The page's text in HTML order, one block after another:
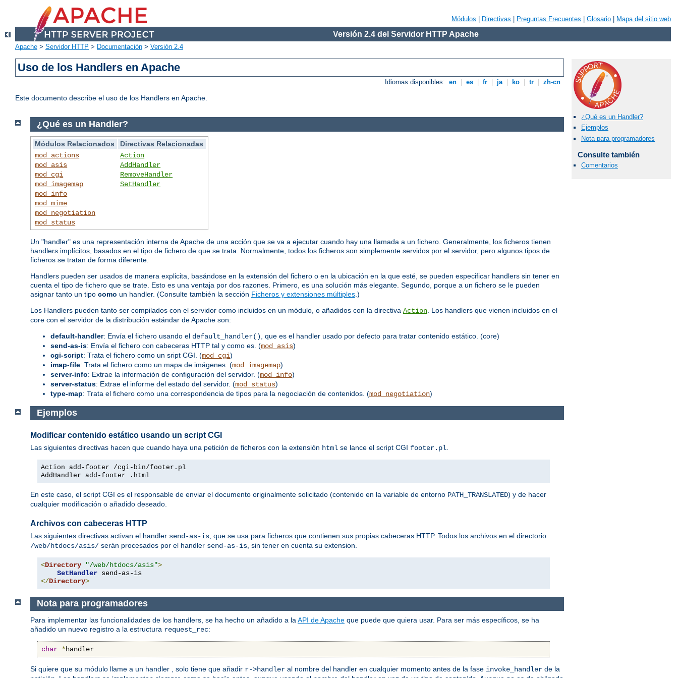
Módulos Directivas Preguntas Frecuentes Glosario Mapa del sitio web
Versión 2.4 del Servidor HTTP Apache
Apache > Servidor HTTP > Documentación > Versión 2.4
Uso de los Handlers en Apache
Idiomas disponibles: en es fr ja ko tr zh-cn
Este documento describe el uso de los Handlers en Apache.
¿Qué es un Handler?
Ejemplos
Nota para programadores
Consulte también
Comentarios
¿Qué es un Handler?
Módulos Relacionados
Directivas Relacionadas
mod_actions
mod_asis
mod_cgi
mod_imagemap
mod_info
mod_mime
mod_negotiation
mod_status
Action
AddHandler
RemoveHandler
SetHandler
Un "handler" es una representación interna de Apache de una acción que se va a ejecutar cuando hay una llamada a un fichero. Generalmente, los ficheros tienen
handlers implícitos, basados en el tipo de fichero de que se trata. Normalmente, todos los ficheros son simplemente servidos por el servidor, pero algunos tipos de
ficheros se tratan de forma diferente.
Handlers pueden ser usados de manera explicita, basándose en la extensión del fichero o en la ubicación en la que esté, se pueden especificar handlers sin tener en
cuenta el tipo de fichero que se trate. Esto es una ventaja por dos razones. Primero, es una solución más elegante. Segundo, porque a un fichero se le pueden
asignar tanto un tipo como un handler. (Consulte también la sección Ficheros y extensiones múltiples .)
Los Handlers pueden tanto ser compilados con el servidor como incluidos en un módulo, o añadidos con la directiva Action . Los handlers que vienen incluidos en el
core con el servidor de la distribución estándar de Apache son:
default-handler: Envía el fichero usando el default_handler()
, que es el handler usado por defecto para tratar contenido estático. (core)
send-as-is: Envía el fichero con cabeceras HTTP tal y como es. (mod_asis)
cgi-script: Trata el fichero como un sript CGI. (mod_cgi)
imap-file: Trata el fichero como un mapa de imágenes. (mod_imagemap)
server-info: Extrae la información de configuración del servidor. (mod_info)
server-status: Extrae el informe del estado del servidor. (mod_status)
type-map: Trata el fichero como una correspondencia de tipos para la negociación de contenidos. (mod_negotiation)
Ejemplos
Modificar contenido estático usando un script CGI
Las siguientes directivas hacen que cuando haya una petición de ficheros con la extensión html se lance el script CGI footer.pl.
Action add-footer /cgi-bin/footer.pl
AddHandler add-footer .html
En este caso, el script CGI es el responsable de enviar el documento originalmente solicitado (contenido en la variable de entorno PATH_TRANSLATED) y de hacer
cualquier modificación o añadido deseado.
Archivos con cabeceras HTTP
Las siguientes directivas activan el handler send-as-is, que se usa para ficheros que contienen sus propias cabeceras HTTP. Todos los archivos en el directorio
/web/htdocs/asis/ serán procesados por el handler send-as-is, sin tener en cuenta su extension.
<Directory "/web/htdocs/asis">
SetHandler
</Directory>
Nota para programadores
Para implementar las funcionalidades de los handlers, se ha hecho un añadido a la API de Apache que puede que quiera usar. Para ser más específicos, se ha
añadido un nuevo registro a la estructura request_rec:
char *handler
Si quiere que su módulo llame a un handler , solo tiene que añadir r->handler al nombre del handler en cualquier momento antes de la fase invoke_handler de la